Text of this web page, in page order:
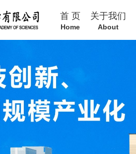
首 页
Home
关于我们
About